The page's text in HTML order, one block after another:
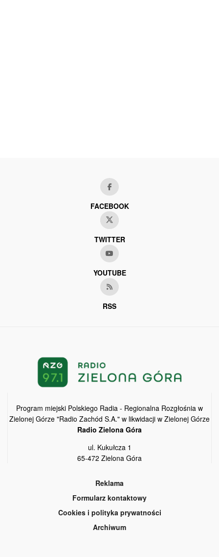
FACEBOOK
TWITTER
YOUTUBE
RSS
Program miejski Polskiego Radia - Regionalna Rozgłośnia w
Zielonej Górze "Radio Zachód S.A." w likwidacji w Zielonej Górze
Radio Zielona Góra
ul. Kukułcza 1
65-472 Zielona Góra
Reklama
Formularz kontaktowy
Cookies i polityka prywatności
Archiwum